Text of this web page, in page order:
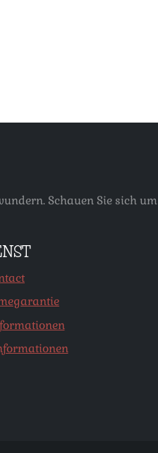
Schauen Sie sich um